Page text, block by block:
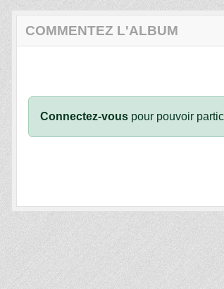
COMMENTEZ L'ALBUM
Connectez-vous pour pouvoir